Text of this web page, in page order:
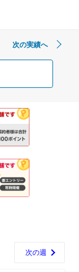
次の実績へ
次の週